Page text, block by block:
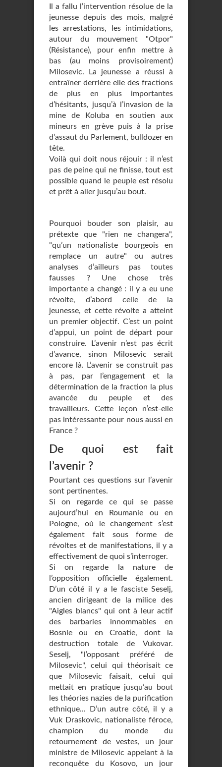
Il a fallu l’intervention résolue de la
jeunesse depuis des mois, malgré
les arrestations, les intimidations,
autour du mouvement "Otpor"
(Résistance), pour enfin mettre à
bas (au moins provisoirement)
Milosevic. La jeunesse a réussi à
entraîner derrière elle des fractions
de plus en plus importantes
d’hésitants, jusqu’à l’invasion de la
mine de Koluba en soutien aux
mineurs en grève puis à la prise
d’assaut du Parlement, bulldozer en
tête.
Voilà qui doit nous réjouir : il n’est
pas de peine qui ne finisse, tout est
possible quand le peuple est résolu
et prêt à aller jusqu’au bout.
Pourquoi bouder son plaisir, au
prétexte que "rien ne changera",
"qu’un nationaliste bourgeois en
remplace un autre" ou autres
analyses d’ailleurs pas toutes
fausses ? Une chose très
importante a changé : il y a eu une
révolte, d’abord celle de la
jeunesse, et cette révolte a atteint
un premier objectif. C’est un point
d’appui, un point de départ pour
construire. L’avenir n’est pas écrit
d’avance, sinon Milosevic serait
encore là. L’avenir se construit pas
à pas, par l’engagement et la
détermination de la fraction la plus
avancée du peuple et des
travailleurs. Cette leçon n’est-elle
pas intéressante pour nous aussi en
France ?
De quoi est fait
l’avenir ?
Pourtant ces questions sur l’avenir
sont pertinentes.
Si on regarde ce qui se passe
aujourd’hui en Roumanie ou en
Pologne, où le changement s’est
également fait sous forme de
révoltes et de manifestations, il y a
effectivement de quoi s’interroger.
Si on regarde la nature de
l’opposition officielle également.
D’un côté il y a le fasciste Seselj,
ancien dirigeant de la milice des
"Aigles blancs" qui ont à leur actif
des barbaries innommables en
Bosnie ou en Croatie, dont la
destruction totale de Vukovar.
Seselj, "l’opposant préféré de
Milosevic", celui qui théorisait ce
que Milosevic faisait, celui qui
mettait en pratique jusqu’au bout
les théories nazies de la purification
ethnique... D’un autre côté, il y a
Vuk Draskovic, nationaliste féroce,
champion du monde du
retournement de vestes, un jour
ministre de Milosevic appelant à la
reconquête du Kosovo, un jour